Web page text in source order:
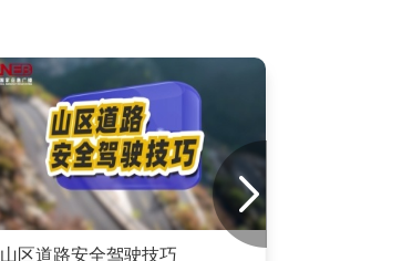
山区道路安全驾驶技巧